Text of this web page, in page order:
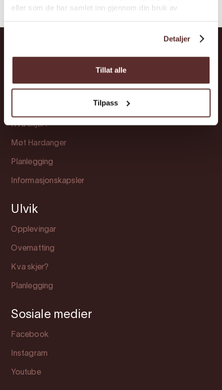
eller som de har samlet inn gjennom din bruk av
Detaljer
Tillat alle
Tilpass
Opplevingar
Kva skjer?
Møt Hardanger
Planlegging
Informasjonskapsler
Ulvik
Opplevingar
Overnatting
Kva skjer?
Planlegging
Sosiale medier
Facebook
Instagram
Youtube